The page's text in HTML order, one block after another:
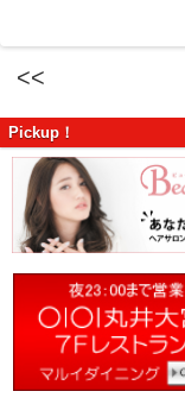
Pickup！